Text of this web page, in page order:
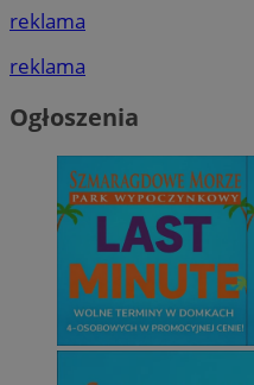
reklama
reklama
Ogłoszenia